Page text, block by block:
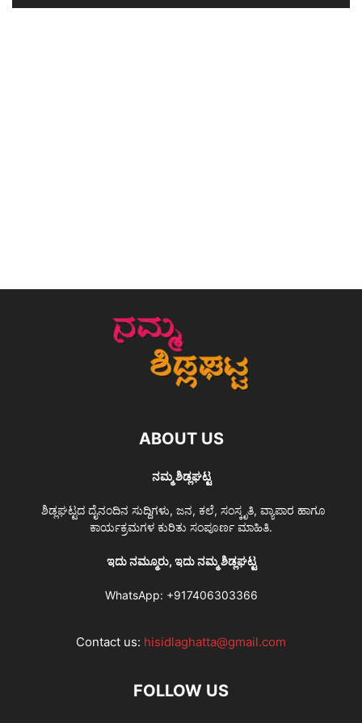
ABOUT US
ನಮ್ಮ ಶಿಡ್ಲಘಟ್ಟ
ಶಿಡ್ಲಘಟ್ಟದ ದೈನಂದಿನ ಸುದ್ದಿಗಳು, ಜನ, ಕಲೆ, ಸಂಸ್ಕೃತಿ, ವ್ಯಾಪಾರ ಹಾಗೂ
ಕಾರ್ಯಕ್ರಮಗಳ ಕುರಿತು ಸಂಪೂರ್ಣ ಮಾಹಿತಿ.
ಇದು ನಮ್ಮೂರು, ಇದು ನಮ್ಮ ಶಿಡ್ಲಘಟ್ಟ
WhatsApp: +917406303366
Contact us: hisidlaghatta@gmail.com
FOLLOW US